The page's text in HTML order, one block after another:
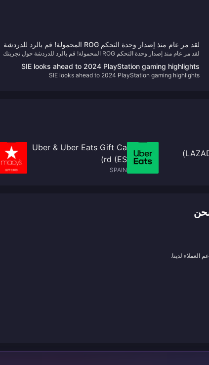
لقد مر عام منذ إصدار وحدة التحكم ROG المحمولة! قم بالرد للدردشة
حول تجربتك واحصل على الأجهزة الطرفية الرسمية وروائع 3A المتنوعة!
لقد مر عام منذ إصدار وحدة التحكم ROG المحمولة! قم بالرد للدردشة حول تجربتك
SIE looks ahead to 2024 PlayStation gaming highlights
SIE looks ahead to 2024 PlayStation gaming highlights
Uber & Uber Eats Gift Ca
rd (ES)
SPAIN
العملاء لدينا.